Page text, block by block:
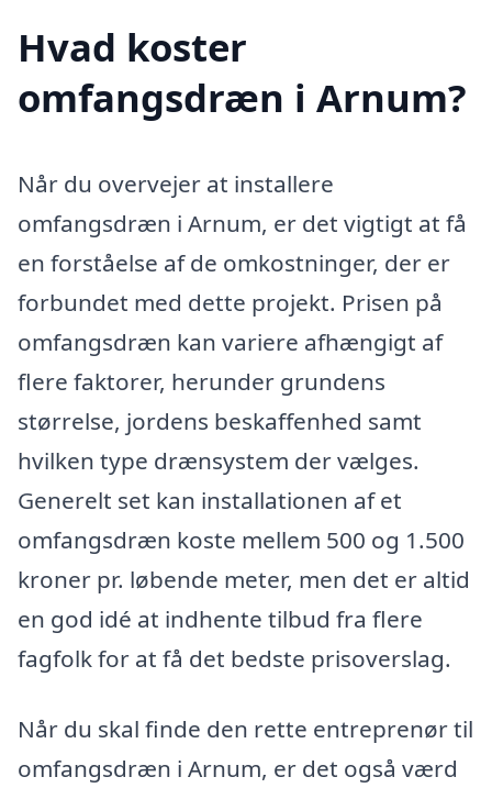
Hvad koster
omfangsdræn i Arnum?
Når du overvejer at installere
omfangsdræn i Arnum, er det vigtigt at få
en forståelse af de omkostninger, der er
forbundet med dette projekt. Prisen på
omfangsdræn kan variere afhængigt af
flere faktorer, herunder grundens
størrelse, jordens beskaffenhed samt
hvilken type drænsystem der vælges.
Generelt set kan installationen af et
omfangsdræn koste mellem 500 og 1.500
kroner pr. løbende meter, men det er altid
en god idé at indhente tilbud fra flere
fagfolk for at få det bedste prisoverslag.
Når du skal finde den rette entreprenør til
omfangsdræn i Arnum, er det også værd